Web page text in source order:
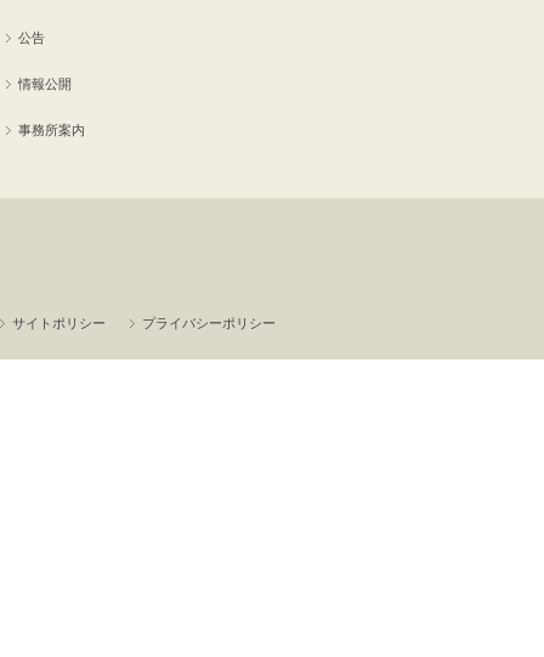
公告
情報公開
事務所案内
サイトポリシー プライバシーポリシー